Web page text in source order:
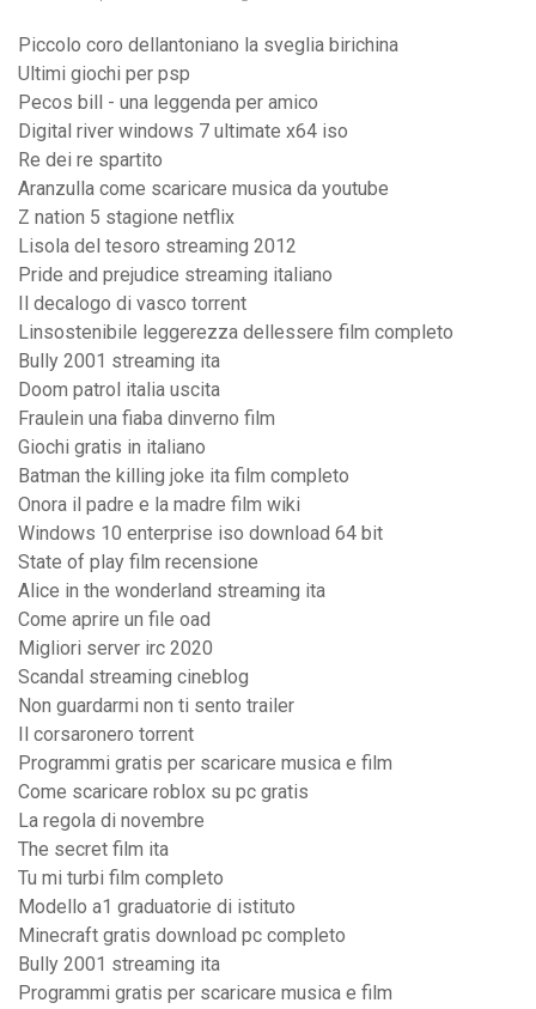
Piccolo coro dellantoniano la sveglia birichina
Ultimi giochi per psp
Pecos bill - una leggenda per amico
Digital river windows 7 ultimate x64 iso
Re dei re spartito
Aranzulla come scaricare musica da youtube
Z nation 5 stagione netflix
Lisola del tesoro streaming 2012
Pride and prejudice streaming italiano
Il decalogo di vasco torrent
Linsostenibile leggerezza dellessere film completo
Bully 2001 streaming ita
Doom patrol italia uscita
Fraulein una fiaba dinverno film
Giochi gratis in italiano
Batman the killing joke ita film completo
Onora il padre e la madre film wiki
Windows 10 enterprise iso download 64 bit
State of play film recensione
Alice in the wonderland streaming ita
Come aprire un file oad
Migliori server irc 2020
Scandal streaming cineblog
Non guardarmi non ti sento trailer
Il corsaronero torrent
Programmi gratis per scaricare musica e film
Come scaricare roblox su pc gratis
La regola di novembre
The secret film ita
Tu mi turbi film completo
Modello a1 graduatorie di istituto
Minecraft gratis download pc completo
Bully 2001 streaming ita
Programmi gratis per scaricare musica e film